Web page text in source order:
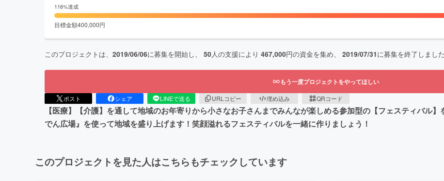
116%達成
目標金額400,000円
このプロジェクトは、 2019/06/06に募集を開始し、 50人の支援により 467,000円の資金を集め、 2019/07/31に募集を終了しました
もう一度プロジェクトをやってほしい
ポスト シェア LINEで送る URLコピー 埋め込み QRコード
【医療】【介護】を通して地域のお年寄りから小さなお子さんまでみんなが楽しめる参加型の【フェスティバル
でん広場』を使って地域を盛り上げます！笑顔溢れるフェスティバルを一緒に作りましょう！
このプロジェクトを見た人はこちらもチェックしています